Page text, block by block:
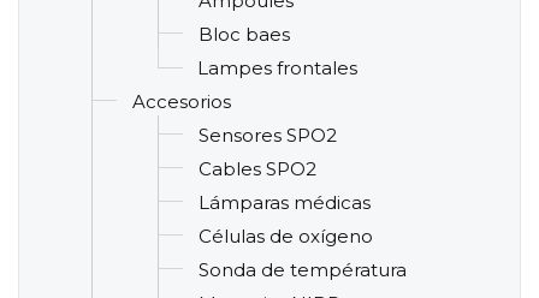
Bloc baes
Lampes frontales
Accesorios
Sensores SPO2
Cables SPO2
Lámparas médicas
Células de oxígeno
Sonda de températura